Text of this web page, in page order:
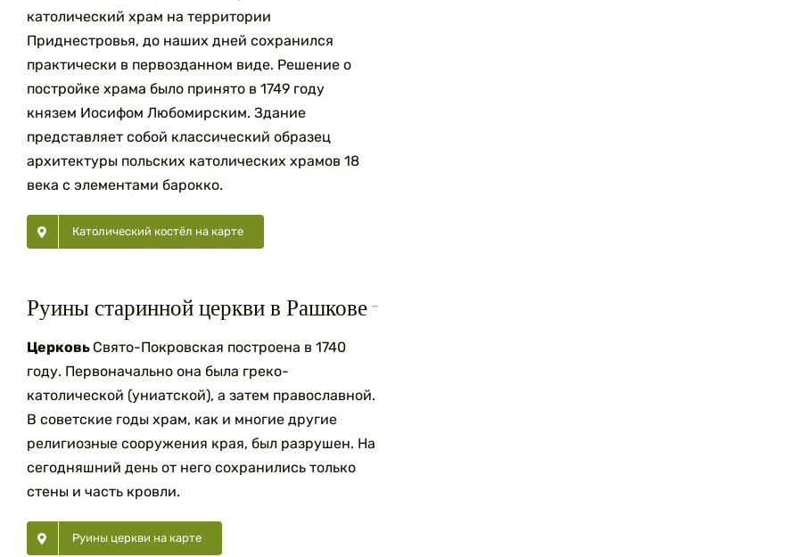
католический храм на территории
Приднестровья, до наших дней сохранился
практически в первозданном виде. Решение о
постройке храма было принято в 1749 году
князем Иосифом Любомирским. Здание
представляет собой классический образец
архитектуры польских католических храмов 18
века с эле­ментами барокко.
Католический костёл на карте
Руины старинной церкви в Рашкове
Церковь Свято-Покровская построена в 1740
году. Первоначально она была греко-
католической (униатской), а затем православной.
В советские годы храм, как и многие другие
религиозные со­оружения края, был разрушен. На
сегодняшний день от него сохранились только
стены и часть кровли.
Руины церкви на карте